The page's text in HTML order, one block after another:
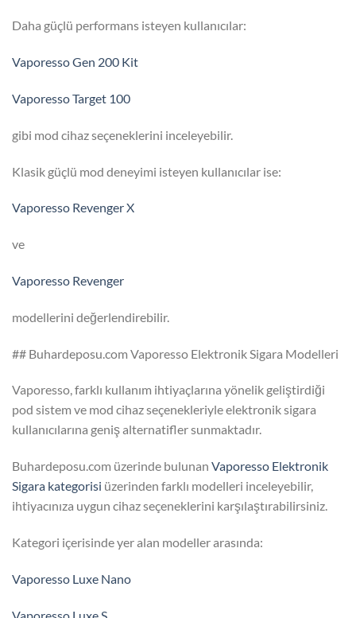
Daha güçlü performans isteyen kullanıcılar:
Vaporesso Gen 200 Kit
Vaporesso Target 100
gibi mod cihaz seçeneklerini inceleyebilir.
Klasik güçlü mod deneyimi isteyen kullanıcılar ise:
Vaporesso Revenger X
ve
Vaporesso Revenger
modellerini değerlendirebilir.
## Buhardeposu.com Vaporesso Elektronik Sigara Modelleri
Vaporesso, farklı kullanım ihtiyaçlarına yönelik geliştirdiği
pod sistem ve mod cihaz seçenekleriyle elektronik sigara
kullanıcılarına geniş alternatifler sunmaktadır.
Buhardeposu.com üzerinde bulunan Vaporesso Elektronik
Sigara kategorisi üzerinden farklı modelleri inceleyebilir,
ihtiyacınıza uygun cihaz seçeneklerini karşılaştırabilirsiniz.
Kategori içerisinde yer alan modeller arasında:
Vaporesso Luxe Nano
Vaporesso Luxe S